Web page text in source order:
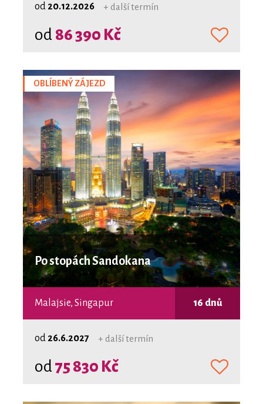
od 20.12.2026 + další termín
od 86 390 Kč
OBLÍBENÝ ZÁJEZD
Po stopách Sandokana
Malajsie, Singapur 16 dnů
od 26.6.2027 + další termín
od75 830 Kč